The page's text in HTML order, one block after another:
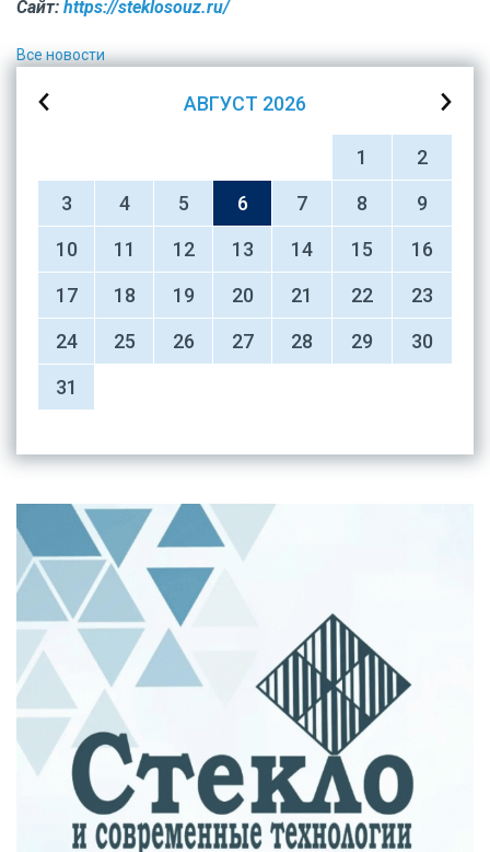
Сайт: https://steklosouz.ru/
Все новости
АВГУСТ 2026
1
2
3
4 5 6 7 8
9
10
11 12 13 14 15
16
17
18 19 20 21 22
23
24
25 26 27 28 29
30
31